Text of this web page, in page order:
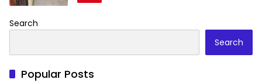
Search
Search
Popular Posts